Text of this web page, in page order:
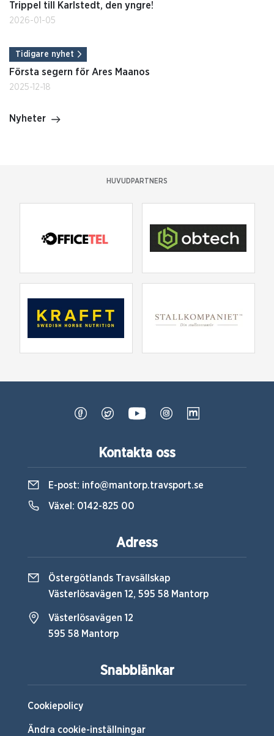
Trippel till Karlstedt, den yngre!
2026-01-05
Tidigare nyhet
Första segern för Ares Maanos
2025-12-18
Nyheter
HUVUDPARTNERS
Snabblänkar
Cookiepolicy
Ändra cookie-inställningar
Kontakta oss
E-post: info@mantorp.travsport.se
Växel: 0142-825 00
Adress
Östergötlands Travsällskap
Västerlösavägen 12, 595 58 Mantorp
Västerlösavägen 12
595 58 Mantorp